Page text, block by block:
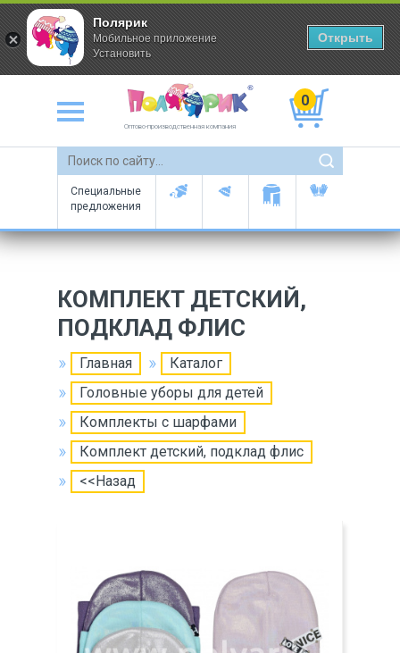
Оптово-производственная компания
0
Специальные
предложения
КОМПЛЕКТ ДЕТСКИЙ,
ПОДКЛАД ФЛИС
Главная
Каталог
Головные уборы для детей
Комплекты с шарфами
Комплект детский, подклад флис
<<Назад
Полярик
Мобильное приложение
Установить
Открыть